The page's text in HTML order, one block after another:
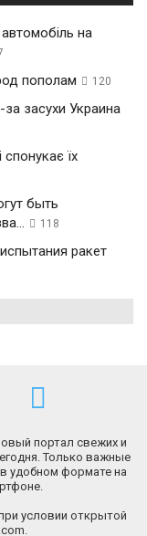
на
пополам 120
засухи Украина
їх
быть
118
ракет
портал свежих и
Только важные
удобном формате на
условии открытой